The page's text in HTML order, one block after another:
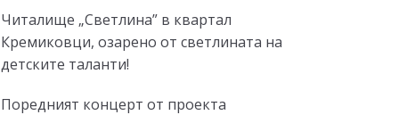
Читалище „Светлина” в квартал
Кремиковци, озарено от светлината на
детските таланти!
Поредният концерт от проекта